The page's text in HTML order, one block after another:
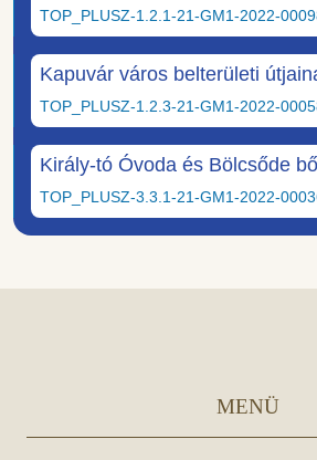
TOP_PLUSZ-1.2.1-21-GM1-2022-
Kapuvár város belterületi
TOP_PLUSZ-1.2.3-21-GM1-2022-
Király-tó Óvoda és Bölcsőde
TOP_PLUSZ-3.3.1-21-GM1-2022-
MENÜ